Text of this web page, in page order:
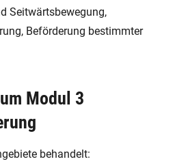
Seitwärtsbewegung,
Beförderung bestimmter
Modul 3
behandelt: